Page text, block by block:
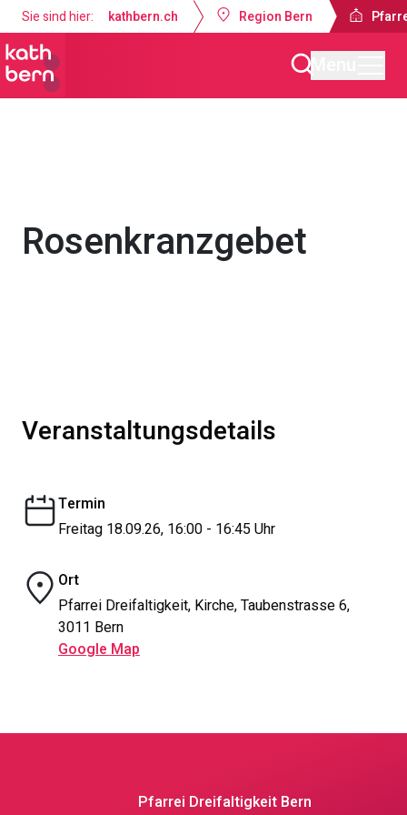
Sie sind hier: kathbern.ch Region Bern
Rosenkranzgebet
Veranstaltungsdetails
Termin
Freitag 18.09.26, 16:00 - 16:45 Uhr
Ort
Pfarrei Dreifaltigkeit, Kirche, Taubenstrasse 6,
3011 Bern
Google Map
Pfarrei Dreifaltigkeit Bern